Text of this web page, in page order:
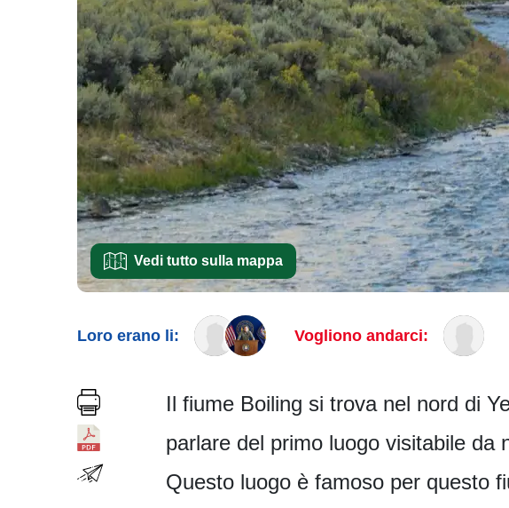
Vedi tutto sulla mappa
Loro erano li: Vogliono andarci:
Il fiume Boiling si trova nel nord di
parlare del primo luogo visitabile da
Questo luogo è famoso per questo